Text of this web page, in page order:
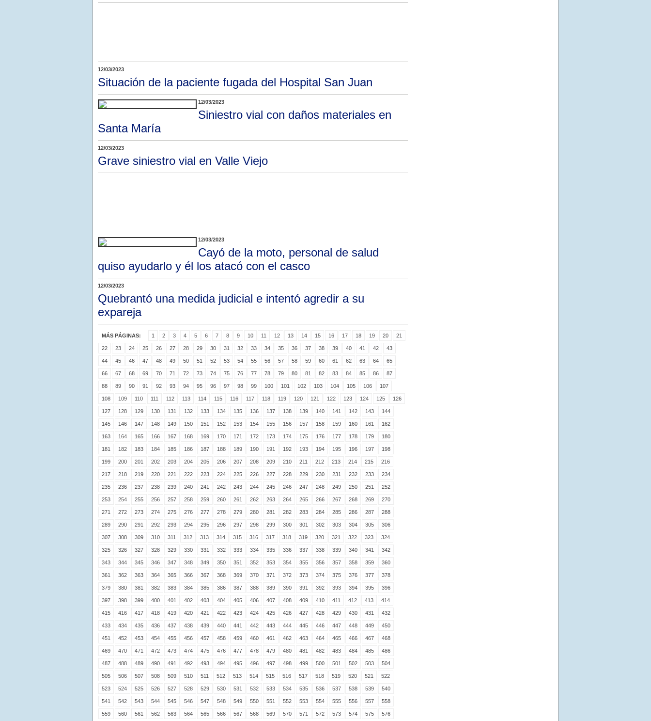
12/03/2023
Situación de la paciente fugada del Hospital San Juan
12/03/2023
Siniestro vial con daños materiales en
Santa María
12/03/2023
Grave siniestro vial en Valle Viejo
12/03/2023
Cayó de la moto, personal de salud
quiso ayudarlo y él los atacó con el casco
12/03/2023
Quebrantó una medida judicial e intentó agredir a su
expareja
MÁS PÁGINAS: 1 2 3 4 5 6 7 8 9 10 11 12 13 14 15 16 17 18 19 20 21
22 23 24 25 26 27 28 29 30 31 32 33 34 35 36 37 38 39 40 41 42 43
44 45 46 47 48 49 50 51 52 53 54 55 56 57 58 59 60 61 62 63 64 65
66 67 68 69 70 71 72 73 74 75 76 77 78 79 80 81 82 83 84 85 86 87
88 89 90 91 92 93 94 95 96 97 98 99 100 101 102 103 104 105 106 107
108 109 110 111 112 113 114 115 116 117 118 119 120 121 122 123 124 125 126
127 128 129 130 131 132 133 134 135 136 137 138 139 140 141 142 143 144
145 146 147 148 149 150 151 152 153 154 155 156 157 158 159 160 161 162
163 164 165 166 167 168 169 170 171 172 173 174 175 176 177 178 179 180
181 182 183 184 185 186 187 188 189 190 191 192 193 194 195 196 197 198
199 200 201 202 203 204 205 206 207 208 209 210 211 212 213 214 215 216
217 218 219 220 221 222 223 224 225 226 227 228 229 230 231 232 233 234
235 236 237 238 239 240 241 242 243 244 245 246 247 248 249 250 251 252
253 254 255 256 257 258 259 260 261 262 263 264 265 266 267 268 269 270
271 272 273 274 275 276 277 278 279 280 281 282 283 284 285 286 287 288
289 290 291 292 293 294 295 296 297 298 299 300 301 302 303 304 305 306
307 308 309 310 311 312 313 314 315 316 317 318 319 320 321 322 323 324
325 326 327 328 329 330 331 332 333 334 335 336 337 338 339 340 341 342
343 344 345 346 347 348 349 350 351 352 353 354 355 356 357 358 359 360
361 362 363 364 365 366 367 368 369 370 371 372 373 374 375 376 377 378
379 380 381 382 383 384 385 386 387 388 389 390 391 392 393 394 395 396
397 398 399 400 401 402 403 404 405 406 407 408 409 410 411 412 413 414
415 416 417 418 419 420 421 422 423 424 425 426 427 428 429 430 431 432
433 434 435 436 437 438 439 440 441 442 443 444 445 446 447 448 449 450
451 452 453 454 455 456 457 458 459 460 461 462 463 464 465 466 467 468
469 470 471 472 473 474 475 476 477 478 479 480 481 482 483 484 485 486
487 488 489 490 491 492 493 494 495 496 497 498 499 500 501 502 503 504
505 506 507 508 509 510 511 512 513 514 515 516 517 518 519 520 521 522
523 524 525 526 527 528 529 530 531 532 533 534 535 536 537 538 539 540
541 542 543 544 545 546 547 548 549 550 551 552 553 554 555 556 557 558
559 560 561 562 563 564 565 566 567 568 569 570 571 572 573 574 575 576